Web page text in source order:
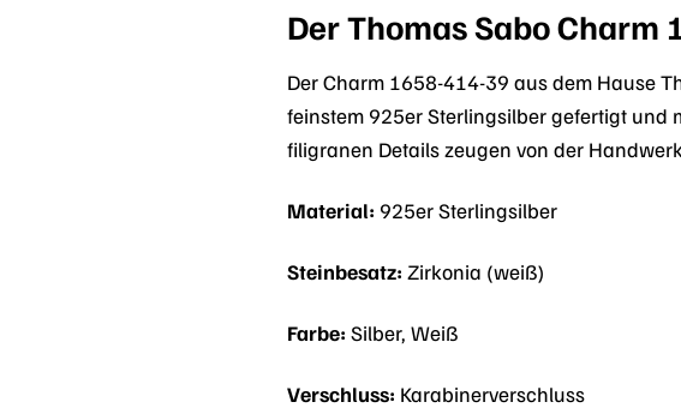
Der Thomas Sabo Charm
Der Charm 1658-414-39 aus dem Hause
feinstem 925er Sterlingsilber gefertigt und
filigranen Details zeugen von der
Material: 925er Sterlingsilber
Steinbesatz: Zirkonia (weiß)
Farbe: Silber, Weiß
Verschluss: Karabinerverschluss